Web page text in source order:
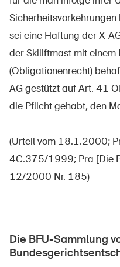
sei eine Haftung der X-
der Skiliftmast mit einem
(Obligationenrecht)
AG gestützt auf Art. 41
die Pflicht gehabt, den
(Urteil vom 18.1.2000;
4C.375/1999; Pra [Die
12/2000 Nr. 185)
Die BFU-Sammlung